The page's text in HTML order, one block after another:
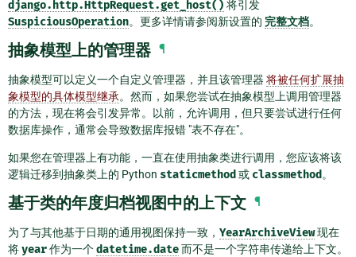
django.http.HttpRequest.get_host() 将引发
SuspiciousOperation。更多详情请参阅新设置的 完整文档。
抽象模型上的管理器 ¶
抽象模型可以定义一个自定义管理器，并且该管理器 将被任何扩展抽
象模型的具体模型继承。然而，如果您尝试在抽象模型上调用管理器
的方法，现在将会引发异常。以前，允许调用，但只要尝试进行任何
数据库操作，通常会导致数据库报错 "表不存在"。
如果您在管理器上有功能，一直在使用抽象类进行调用，您应该将该
逻辑迁移到抽象类上的 Python staticmethod 或 classmethod 。
基于类的年度归档视图中的上下文 ¶
为了与其他基于日期的通用视图保持一致， YearArchiveView现在
将year作为一个datetime.date而不是一个字符串传递给上下文。